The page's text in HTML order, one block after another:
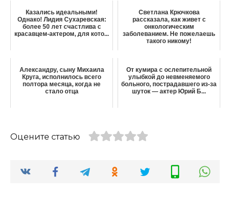
Казались идеальными!
Однако! Лидия Сухаревская:
более 50 лет счастлива с
красавцем-актером, для кото...
Светлана Крючкова
рассказала, как живет с
онкологическим
заболеванием. Не пожелаешь
такого никому!
Александру, сыну Михаила
Круга, исполнилось всего
полтора месяца, когда не
стало отца
От кумира с ослепительной
улыбкой до невменяемого
больного, пострадавшего из-за
шуток — актер Юрий Б...
Оцените статью